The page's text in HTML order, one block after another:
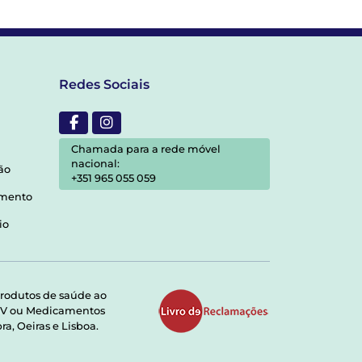
Redes Sociais
Chamada para a rede móvel
nacional:
+351 965 055 059
de saúde ao
ou Medicamentos
Oeiras e Lisboa.